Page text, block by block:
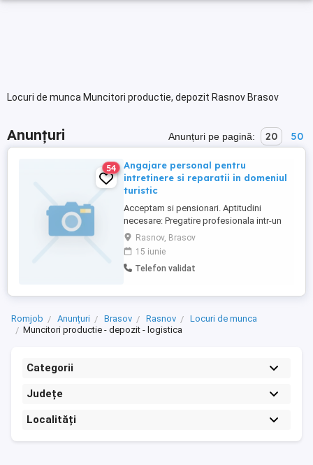
Locuri de munca Muncitori productie, depozit Rasnov Brasov
Anunțuri Anunțuri pe pagină: 20 50
54
Angajare personal pentru
intretinere si reparatii in domeniul
turistic
Acceptam si pensionari. Aptitudini
necesare: Pregatire profesionala intr-un
domeniu tehnic, persoana de încredere,
curata, ordonata, disciplinata si corecta.
Programul: norma intreaga sau jumatate
de norma. Ofermi cazare si masa, daca
Rasnov, jud. Brasov. Pentru ...
Rasnov, Brasov
15 iunie
Telefon validat
Romjob Anunțuri Brasov Rasnov
Locuri de munca
Muncitori productie - depozit - logistica
Categorii
Județe
Localități